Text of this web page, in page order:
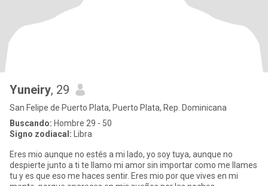
Yuneiry, 29
San Felipe de Puerto Plata, Puerto Plata, Rep. Dominicana
Buscando: Hombre 29 - 50
Signo zodiacal: Libra
Eres mio aunque no estés a mi lado, yo soy tuya, aunque no
despierte junto a ti te llamo mi amor sin importar como me llames
tu y es que eso me haces sentir. Eres mio por que vives en mi